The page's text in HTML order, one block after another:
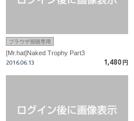
ブラウザ視聴専用
[Mr.hat]Naked Trophy Part3
2016.06.13 1,480 円